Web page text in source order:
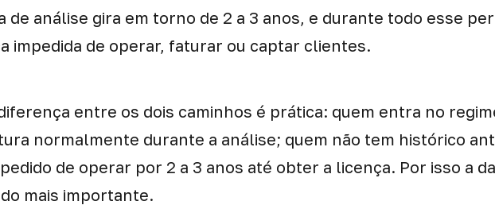
de análise gira em torno de 2 a 3 anos, e durante todo esse
impedida de operar, faturar ou captar clientes.
entre os dois caminhos é prática: quem entra no
normalmente durante a análise; quem não tem histórico
de operar por 2 a 3 anos até obter a licença. Por isso a
mais importante.